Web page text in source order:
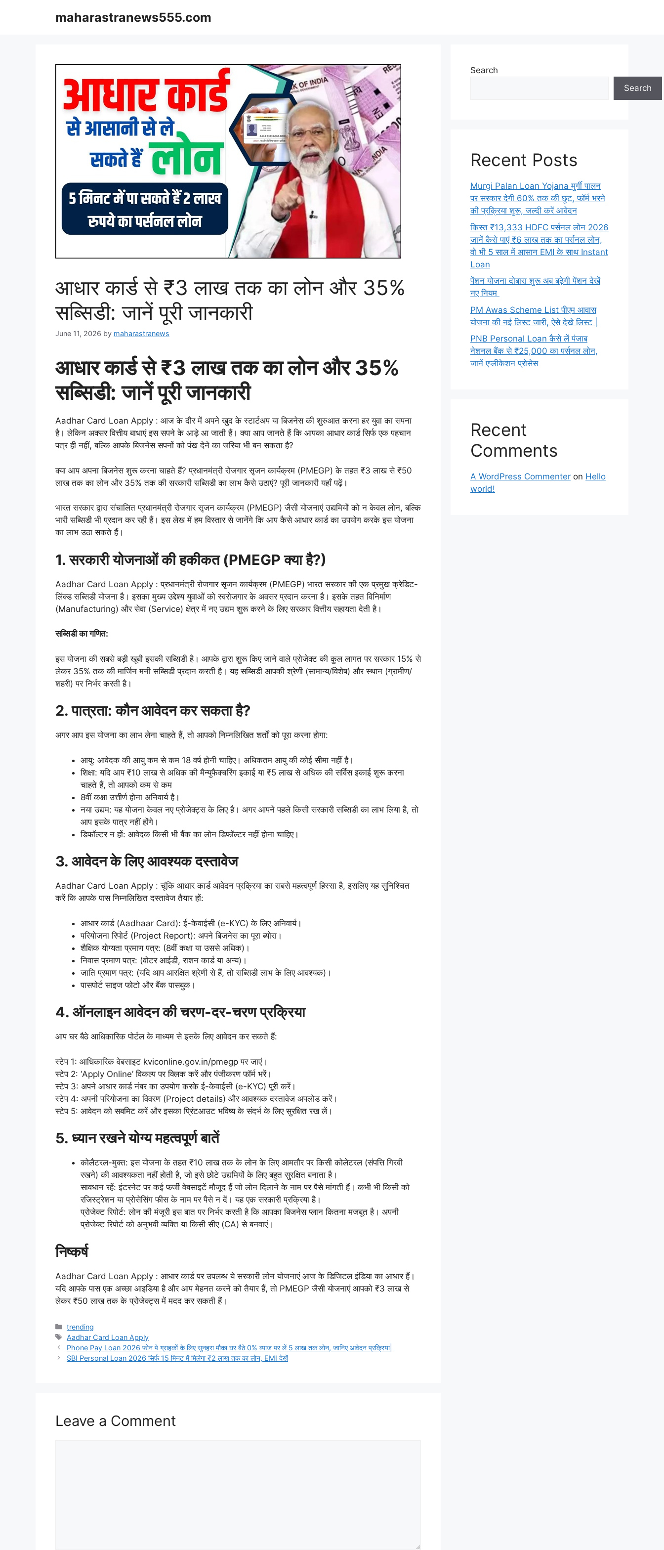
maharastranews555.com
आधार कार्ड से ₹3 लाख तक का लोन और 35%
सब्सिडी: जानें पूरी जानकारी
June 11, 2026 by maharastranews
आधार कार्ड से ₹3 लाख तक का लोन और 35%
सब्सिडी: जानें पूरी जानकारी
Aadhar Card Loan Apply : आज के दौर में अपने खुद के स्टार्टअप या बिजनेस की शुरुआत करना हर युवा का सपना
है। लेकिन अक्सर वित्तीय बाधाएं इस सपने के आड़े आ जाती हैं। क्या आप जानते हैं कि आपका आधार कार्ड सिर्फ एक पहचान
पत्र ही नहीं, बल्कि आपके बिजनेस सपनों को पंख देने का जरिया भी बन सकता है?
क्या आप अपना बिजनेस शुरू करना चाहते हैं? प्रधानमंत्री रोजगार सृजन कार्यक्रम (PMEGP) के तहत ₹3 लाख से ₹50
लाख तक का लोन और 35% तक की सरकारी सब्सिडी का लाभ कैसे उठाएं? पूरी जानकारी यहाँ पढ़ें।
भारत सरकार द्वारा संचालित प्रधानमंत्री रोजगार सृजन कार्यक्रम (PMEGP) जैसी योजनाएं उद्यमियों को न केवल लोन, बल्कि
भारी सब्सिडी भी प्रदान कर रही हैं। इस लेख में हम विस्तार से जानेंगे कि आप कैसे आधार कार्ड का उपयोग करके इस योजना
का लाभ उठा सकते हैं।
1. सरकारी योजनाओं की हकीकत (PMEGP क्या है?)
Aadhar Card Loan Apply : प्रधानमंत्री रोजगार सृजन कार्यक्रम (PMEGP) भारत सरकार की एक प्रमुख क्रेडिट-
लिंक्ड सब्सिडी योजना है। इसका मुख्य उद्देश्य युवाओं को स्वरोजगार के अवसर प्रदान करना है। इसके तहत विनिर्माण
(Manufacturing) और सेवा (Service) क्षेत्र में नए उद्यम शुरू करने के लिए सरकार वित्तीय सहायता देती है।
सब्सिडी का गणित:
इस योजना की सबसे बड़ी खूबी इसकी सब्सिडी है। आपके द्वारा शुरू किए जाने वाले प्रोजेक्ट की कुल लागत पर सरकार 15% से
लेकर 35% तक की मार्जिन मनी सब्सिडी प्रदान करती है। यह सब्सिडी आपकी श्रेणी (सामान्य/विशेष) और स्थान (ग्रामीण/
शहरी) पर निर्भर करती है।
2. पात्रता: कौन आवेदन कर सकता है?
अगर आप इस योजना का लाभ लेना चाहते हैं, तो आपको निम्नलिखित शर्तों को पूरा करना होगा:
आयु: आवेदक की आयु कम से कम 18 वर्ष होनी चाहिए। अधिकतम आयु की कोई सीमा नहीं है।
शिक्षा: यदि आप ₹10 लाख से अधिक की मैन्युफैक्चरिंग इकाई या ₹5 लाख से अधिक की सर्विस इकाई शुरू करना
चाहते हैं, तो आपको कम से कम
8वीं कक्षा उत्तीर्ण होना अनिवार्य है।
नया उद्यम: यह योजना केवल नए प्रोजेक्ट्स के लिए है। अगर आपने पहले किसी सरकारी सब्सिडी का लाभ लिया है, तो
आप इसके पात्र नहीं होंगे।
डिफॉल्टर न हों: आवेदक किसी भी बैंक का लोन डिफॉल्टर नहीं होना चाहिए।
3. आवेदन के लिए आवश्यक दस्तावेज
Aadhar Card Loan Apply : चूंकि आधार कार्ड आवेदन प्रक्रिया का सबसे महत्वपूर्ण हिस्सा है, इसलिए यह सुनिश्चित
करें कि आपके पास निम्नलिखित दस्तावेज तैयार हों:
आधार कार्ड (Aadhaar Card): ई-केवाईसी (e-KYC) के लिए अनिवार्य।
परियोजना रिपोर्ट (Project Report): अपने बिजनेस का पूरा ब्योरा।
शैक्षिक योग्यता प्रमाण पत्र: (8वीं कक्षा या उससे अधिक)।
निवास प्रमाण पत्र: (वोटर आईडी, राशन कार्ड या अन्य)।
जाति प्रमाण पत्र: (यदि आप आरक्षित श्रेणी से हैं, तो सब्सिडी लाभ के लिए आवश्यक)।
पासपोर्ट साइज फोटो और बैंक पासबुक।
4. ऑनलाइन आवेदन की चरण-दर-चरण प्रक्रिया
आप घर बैठे आधिकारिक पोर्टल के माध्यम से इसके लिए आवेदन कर सकते हैं:
स्टेप 1: आधिकारिक वेबसाइट kviconline.gov.in/pmegp पर जाएं।
स्टेप 2: ‘Apply Online’ विकल्प पर क्लिक करें और पंजीकरण फॉर्म भरें।
स्टेप 3: अपने आधार कार्ड नंबर का उपयोग करके ई-केवाईसी (e-KYC) पूरी करें।
स्टेप 4: अपनी परियोजना का विवरण (Project details) और आवश्यक दस्तावेज अपलोड करें।
स्टेप 5: आवेदन को सबमिट करें और इसका प्रिंटआउट भविष्य के संदर्भ के लिए सुरक्षित रख लें।
5. ध्यान रखने योग्य महत्वपूर्ण बातें
कोलैटरल-मुक्त: इस योजना के तहत ₹10 लाख तक के लोन के लिए आमतौर पर किसी कोलेटरल (संपत्ति गिरवी
रखने) की आवश्यकता नहीं होती है, जो इसे छोटे उद्यमियों के लिए बहुत सुरक्षित बनाता है।
सावधान रहें: इंटरनेट पर कई फर्जी वेबसाइटें मौजूद हैं जो लोन दिलाने के नाम पर पैसे मांगती हैं। कभी भी किसी को
रजिस्ट्रेशन या प्रोसेसिंग फीस के नाम पर पैसे न दें। यह एक सरकारी प्रक्रिया है।
प्रोजेक्ट रिपोर्ट: लोन की मंजूरी इस बात पर निर्भर करती है कि आपका बिजनेस प्लान कितना मजबूत है। अपनी
प्रोजेक्ट रिपोर्ट को अनुभवी व्यक्ति या किसी सीए (CA) से बनवाएं।
निष्कर्ष
Aadhar Card Loan Apply : आधार कार्ड पर उपलब्ध ये सरकारी लोन योजनाएं आज के डिजिटल इंडिया का आधार हैं।
यदि आपके पास एक अच्छा आइडिया है और आप मेहनत करने को तैयार हैं, तो PMEGP जैसी योजनाएं आपको ₹3 लाख से
लेकर ₹50 लाख तक के प्रोजेक्ट्स में मदद कर सकती हैं।
Categories
trending
Tags
Aadhar Card Loan Apply
Phone Pay Loan 2026 फोन पे ग्राहकों के लिए सुनहरा मौका घर बैठे 0% ब्याज पर लें 5 लाख तक लोन, जानिए आवेदन प्रक्रिया|
SBI Personal Loan 2026 सिर्फ 15 मिनट में मिलेगा ₹2 लाख तक का लोन, EMI देखें
Leave a Comment
Search
Search
Recent Posts
Murgi Palan Loan Yojana मुर्गी पालन
पर सरकार देगी 60% तक की छूट, फॉर्म भरने
की प्रक्रिया शुरू, जल्दी करें आवेदन
किस्त ₹13,333 HDFC पर्सनल लोन 2026
जानें कैसे पाएं ₹6 लाख तक का पर्सनल लोन,
वो भी 5 साल में आसान EMI के साथ Instant
Loan
पेंशन योजना दोबारा शुरू अब बढ़ेगी पेंशन देखें
नए नियम
PM Awas Scheme List पीएम आवास
योजना की नई लिस्ट जारी, ऐसे देखे लिस्ट |
PNB Personal Loan कैसे लें पंजाब
नेशनल बैंक से ₹25,000 का पर्सनल लोन,
जानें एप्लीकेशन प्रोसेस
Recent
Comments
A WordPress Commenter on Hello
world!